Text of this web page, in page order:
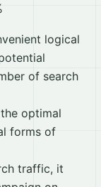
logical
of search
optimal
forms of
traffic, it